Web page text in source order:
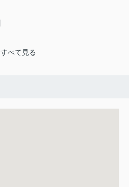
すべて見る